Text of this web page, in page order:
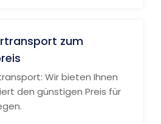
zum
Wir bieten Ihnen
den günstigen Preis für